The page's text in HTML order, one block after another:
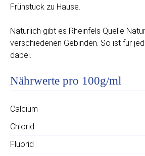
Frühstück zu Hause.
Natürlich gibt es Rheinfels Quelle
verschiedenen Gebinden. So ist für
dabei.
Nährwerte pro 100g/ml
Calcium
Chlorid
Fluorid